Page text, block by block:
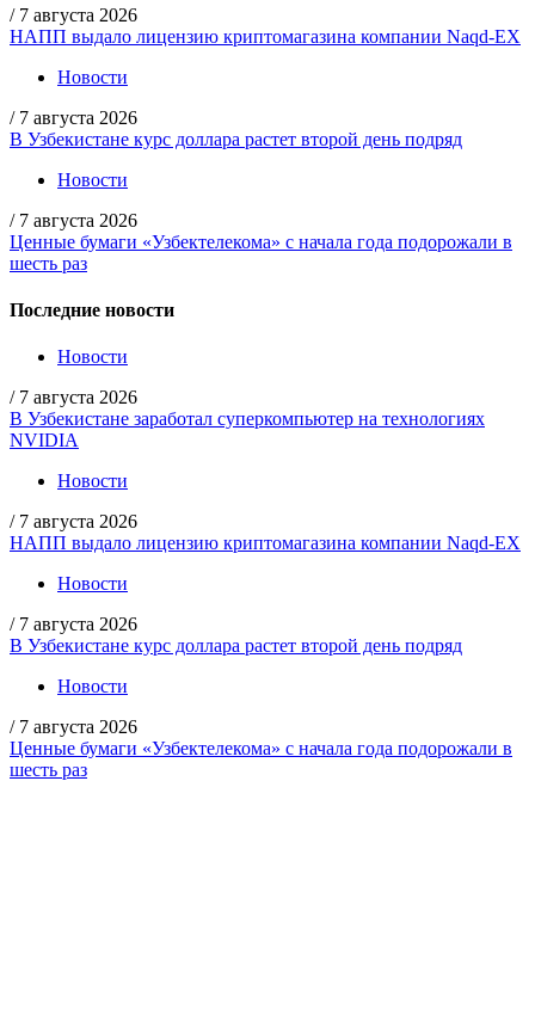
/ 7 августа 2026
НАПП выдало лицензию криптомагазина компании Naqd-EX
Новости
/ 7 августа 2026
В Узбекистане курс доллара растет второй день подряд
Новости
/ 7 августа 2026
Ценные бумаги «Узбектелекома» с начала года подорожали в
шесть раз
Последние новости
Новости
/ 7 августа 2026
В Узбекистане заработал суперкомпьютер на технологиях
NVIDIA
Новости
/ 7 августа 2026
НАПП выдало лицензию криптомагазина компании Naqd-EX
Новости
/ 7 августа 2026
В Узбекистане курс доллара растет второй день подряд
Новости
/ 7 августа 2026
Ценные бумаги «Узбектелекома» с начала года подорожали в
шесть раз